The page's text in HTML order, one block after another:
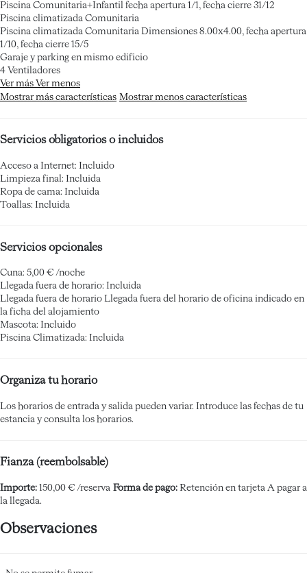
Piscina Comunitaria+Infantil fecha apertura 1/1, fecha cierre 31/12
Piscina climatizada Comunitaria
Piscina climatizada Comunitaria Dimensiones 8.00x4.00, fecha apertura
1/10, fecha cierre 15/5
Garaje y parking en mismo edificio
4 Ventiladores
Ver más Ver menos
Mostrar más características Mostrar menos características
Servicios obligatorios o incluidos
Acceso a Internet: Incluido
Limpieza final: Incluida
Ropa de cama: Incluida
Toallas: Incluida
Servicios opcionales
Cuna: 5,00 € /noche
Llegada fuera de horario: Incluida
Llegada fuera de horario Llegada fuera del horario de oficina indicado en
la ficha del alojamiento
Mascota: Incluido
Piscina Climatizada: Incluida
Organiza tu horario
Los horarios de entrada y salida pueden variar. Introduce las fechas de tu
estancia y consulta los horarios.
Fianza (reembolsable)
Importe: 150,00 € /reserva Forma de pago: Retención en tarjeta A pagar a
la llegada.
Observaciones